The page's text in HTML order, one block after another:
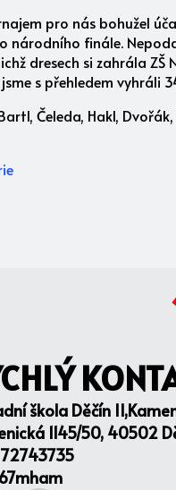
pro nás bohužel
národního finále.
dresech si zahrála
s přehledem vyhráli
Čeleda, Hakl,
škola Děčín
1145/50, 40502